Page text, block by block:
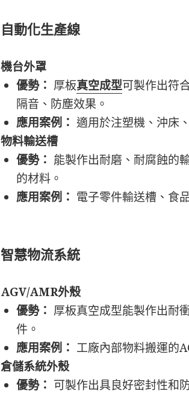
自動化生產線
機台外罩
優勢： 厚板真空成型可製作出符
隔音、防塵效果。
應用案例： 適用於注塑機、沖床
物料輸送槽
優勢： 能製作出耐磨、耐腐蝕的
的材料。
應用案例： 電子零件輸送槽、食
智慧物流系統
AGV/AMR外殼
優勢： 厚板真空成型能製作出耐
件。
應用案例： 工廠內部物料搬運的
倉儲系統外殼
優勢： 可製作出具良好密封性和